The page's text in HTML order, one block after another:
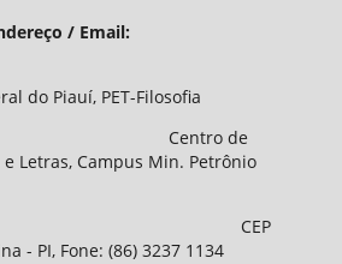
/ Email:
do Piauí, PET-Filosofia
de
Letras, Campus Min. Petrônio
- PI, Fone: (86) 3237 1134